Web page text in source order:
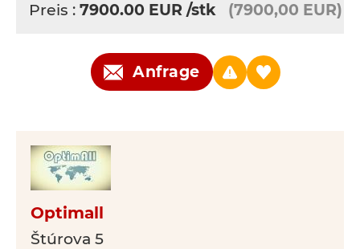
Preis : 7900.00 EUR /stk (7900,00 EUR)
Anfrage
Optimall
Štúrova 5